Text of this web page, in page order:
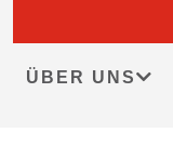
contentÜBER UNS